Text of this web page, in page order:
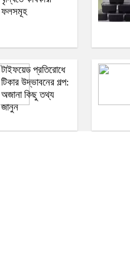
ফলসমূহ
টাইফয়েড প্রতিরোধে
টিকার উদ্ভাবনের গল্প:
অজানা কিছু তথ্য
জানুন